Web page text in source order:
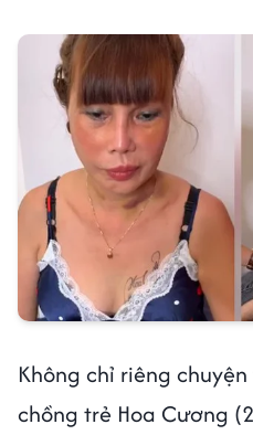
Không chỉ riêng
chồng trẻ Hoa Cương